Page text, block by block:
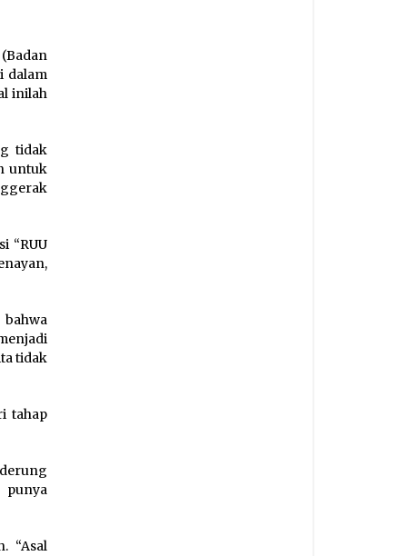
dalam
inilah
tidak
untuk
“RUU
bahwa
tidak
tahap
“Asal